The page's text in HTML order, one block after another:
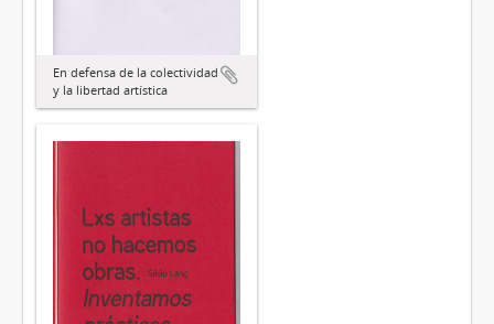
En defensa de la colectividad
y la libertad artística